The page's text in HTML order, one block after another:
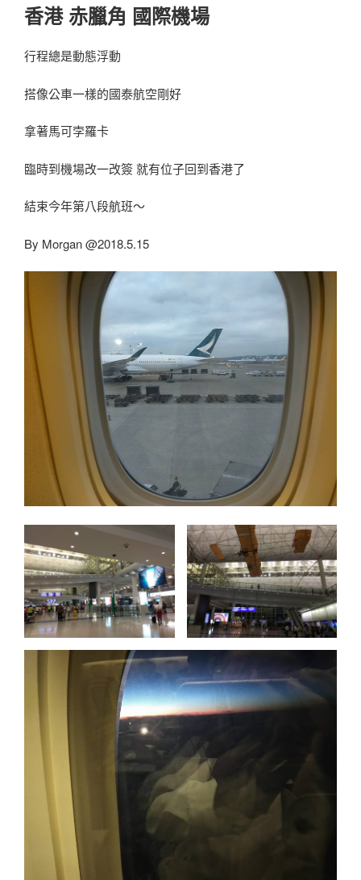
香港 赤臘角 國際機場
行程總是動態浮動
搭像公車一樣的國泰航空剛好
拿著馬可孛羅卡
臨時到機場改一改簽 就有位子回到香港了
結束今年第八段航班～
By Morgan @2018.5.15